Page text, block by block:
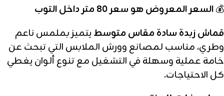
💰السعر المعروض هو سعر 80 متر داخل التوب
قماش زبدة سادة مقاس متوسط يتميز بملمس ناعم
وطري، مناسب لمصانع وورش الملابس التي تبحث عن
خامة عملية وسهلة في التشغيل مع تنوع ألوان يغطي
كل الاحتياجات.